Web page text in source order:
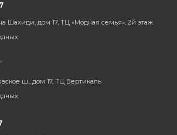
Шахиди, дом 17, ТЦ «Модная семья», 2й этаж
ш., дом 17, ТЦ Вертикаль